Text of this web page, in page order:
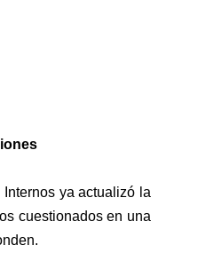
ya actualizó la
los cuestionados en una
.